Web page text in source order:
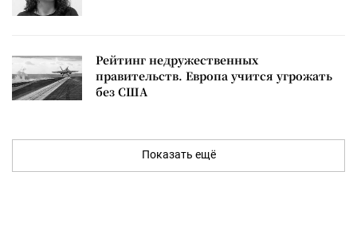
Рейтинг недружественных
правительств. Европа учится угрожать
без США
Показать ещё